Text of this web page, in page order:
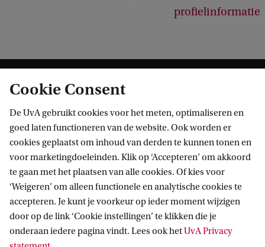
profielinformatie
Informatie voor
Bachelorstudiekiezers
Masterstudiekiezers
UvA-studenten
Medewerkers
Direct naar
Webmail
Bibliotheek
Contact
Cookie Consent
De UvA gebruikt cookies voor het meten, optimaliseren en
goed laten functioneren van de website. Ook worden er
cookies geplaatst om inhoud van derden te kunnen tonen en
voor marketingdoeleinden. Klik op ‘Accepteren’ om akkoord
te gaan met het plaatsen van alle cookies. Of kies voor
‘Weigeren’ om alleen functionele en analytische cookies te
accepteren. Je kunt je voorkeur op ieder moment wijzigen
door op de link ‘Cookie instellingen’ te klikken die je
onderaan iedere pagina vindt. Lees ook hetUvA Privacy